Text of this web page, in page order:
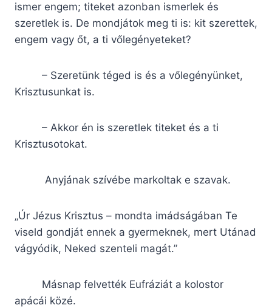
ismer engem; titeket azonban ismerlek és
szeretlek is. De mondjátok meg ti is: kit szerettek,
engem vagy őt, a ti vőlegényeteket?
– Szeretünk téged is és a vőlegényünket,
Krisztusunkat is.
– Akkor én is szeretlek titeket és a ti
Krisztusotokat.
Anyjának szívébe markoltak e szavak.
„Úr Jézus Krisztus – mondta imádságában Te
viseld gondját ennek a gyermeknek, mert Utánad
vágyódik, Neked szenteli magát.”
Másnap felvették Eufráziát a kolostor
apácái közé.